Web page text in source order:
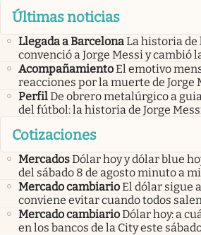
Últimas noticias
Llegada a BarcelonaLa historia
convenció a Jorge Messi y cambió
AcompañamientoEl emotivo
reacciones por la muerte de Jorge
PerfilDe obrero metalúrgico a
del fútbol: la historia de Jorge
Cotizaciones
MercadosDólar hoy y dólar blue
del sábado 8 de agosto minuto a
Mercado cambiarioEl dólar sigue
conviene evitar cuando todos
Mercado cambiarioDólar hoy: a
en los bancos de la City este